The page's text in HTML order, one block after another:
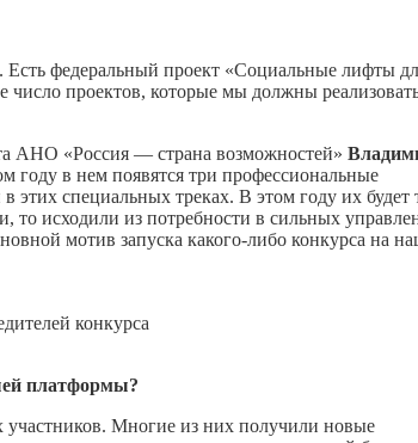
федеральный проект «Социальные лифты
число проектов, которые мы должны
АНО «Россия — страна возможностей»
году в нем появятся три профессиональные
этих специальных треках. В этом году их будет
то исходили из потребности в сильных
мотив запуска какого-либо конкурса на
конкурса
платформы?
Многие из них получили новые